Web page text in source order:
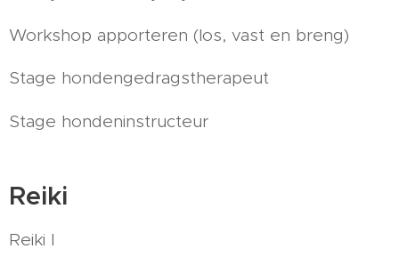
Workshop apporteren (los, vast en breng)
Stage hondengedragstherapeut
Stage hondeninstructeur
Reiki
Reiki I